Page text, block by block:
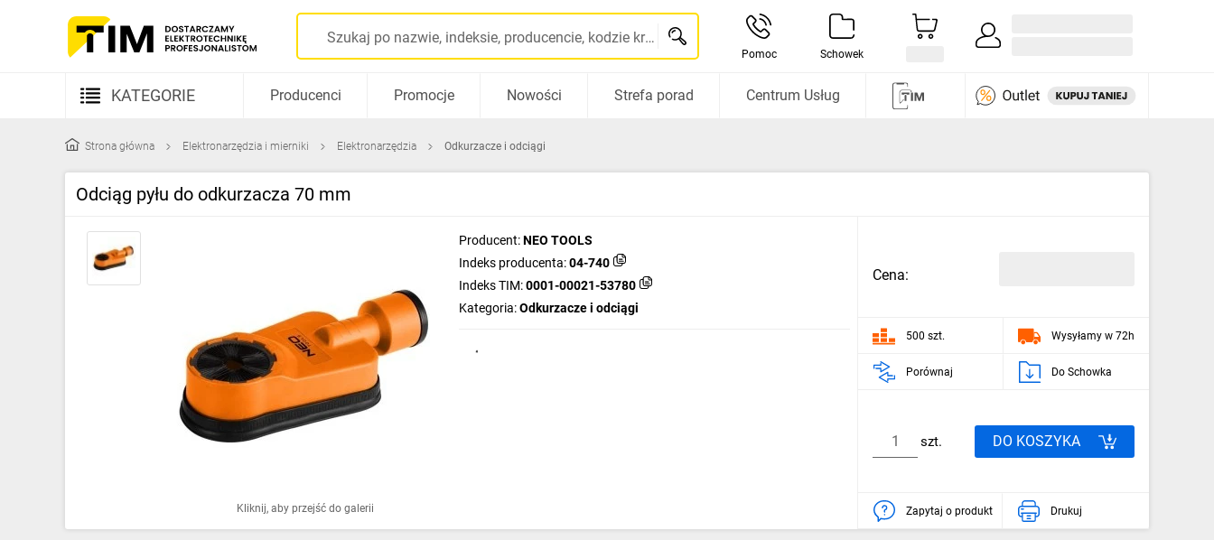
Szukaj po nazwie, indeksie, producencie, kodzie kreskowym...
Pomoc Schowek
KATEGORIE
Kable i przewody
Rozdzielnice i obudowy
Elementy prowadzenia kabli
Oprawy oświetleniowe
Ochrona odgromowa
Ogrzewanie
Producenci Promocje Nowości Strefa porad Centrum Usług
Strona główna Elektronarzędzia i mierniki Elektronarzędzia Odkurzacze i odciągi
Odciąg pyłu do odkurzacza 70 mm
Kliknij, aby przejść do galerii
Producent:NEO TOOLS
Indeks producenta:04-740
Indeks TIM:0001-00021-53780
Kategoria:Odkurzacze i odciągi
Cena:
500 szt. Wysyłamy w 72h
Porównaj Do Schowka
szt. DO KOSZYKA
Zapytaj o produkt Drukuj